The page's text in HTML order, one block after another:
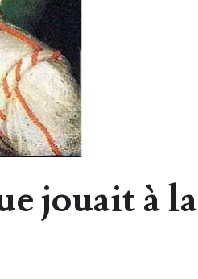
jouait à la